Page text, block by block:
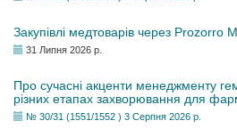
Закупівлі медтоварів через Prozorro
31 Липня 2026 р.
Про сучасні акценти менеджменту
різних етапах захворювання для
№ 30/31 (1551/1552 ) 3 Серпня 2026 р.